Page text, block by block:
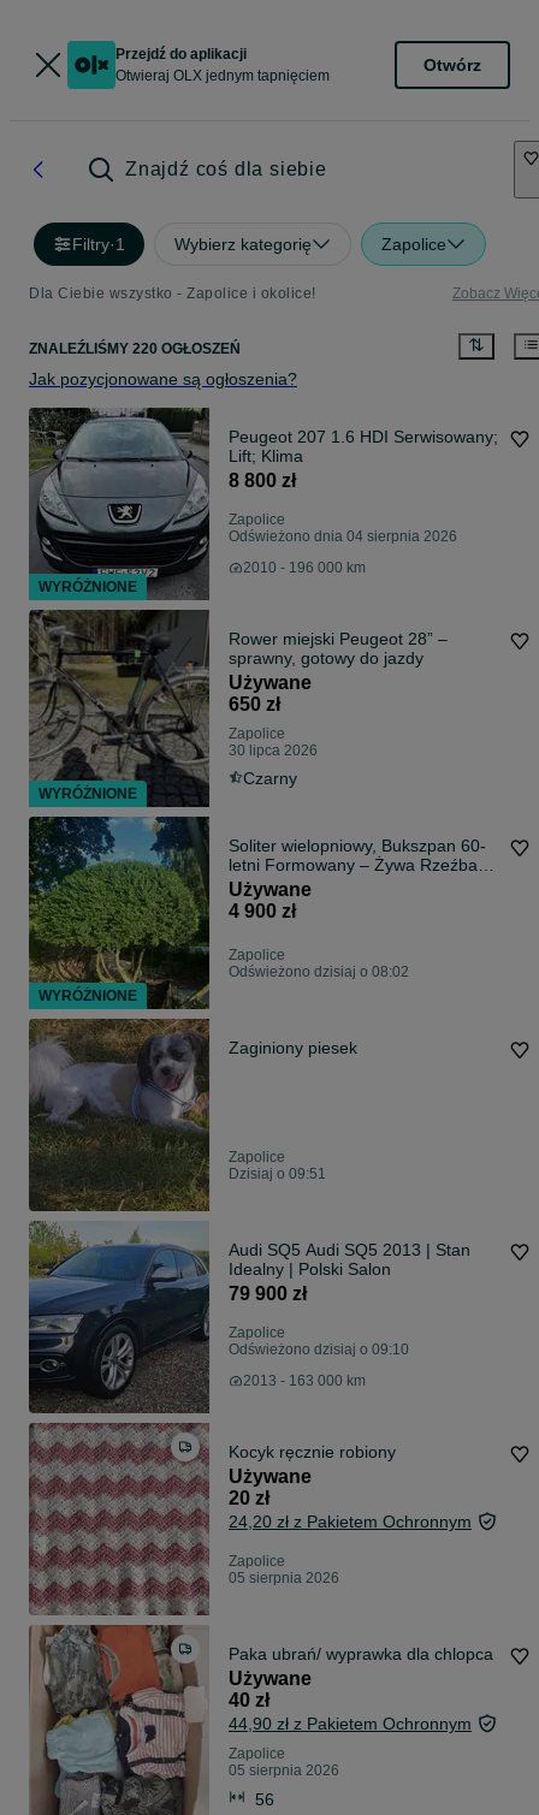
Przejdź do aplikacji
Otwieraj OLX jednym tapnięciem
Otwórz
Znajdź coś dla siebie
Filtry·1 Wybierz kategorię Zapolice
Dla Ciebie wszystko - Zapolice i okolice! Zobacz
ZNALEŹLIŚMY 220 OGŁOSZEŃ
Jak pozycjonowane są ogłoszenia?
Peugeot 207 1.6 HDI Serwisowany;
Lift; Klima
8 800 zł
Zapolice
Odświeżono dnia 04 sierpnia 2026
2010 - 196 000 km
Rower miejski Peugeot 28” –
sprawny, gotowy do jazdy
Używane
650 zł
Zapolice
30 lipca 2026
Czarny
Soliter wielopniowy, Bukszpan 60-
letni Formowany – Żywa Rzeźba
do Twojego Ogrodu
Używane
4 900 zł
Zapolice
Odświeżono dzisiaj o 08:02
Zaginiony piesek
Zapolice
Dzisiaj o 09:51
Audi SQ5 Audi SQ5 2013 | Stan
Idealny | Polski Salon
79 900 zł
Zapolice
Odświeżono dzisiaj o 09:10
2013 - 163 000 km
Kocyk ręcznie robiony
Używane
20 zł
24,20 zł z Pakietem Ochronnym
Zapolice
05 sierpnia 2026
Paka ubrań/ wyprawka dla chlopca
Używane
40 zł
44,90 zł z Pakietem Ochronnym
Zapolice
05 sierpnia 2026
56
WYRÓŻNIONE
WYRÓŻNIONE
WYRÓŻNIONE